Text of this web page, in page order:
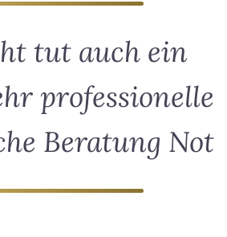
tut auch ein
professionelle
Beratung Not